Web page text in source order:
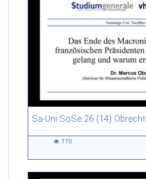
Sa-Uni SoSe 26 (14) Obrecht
46:53 duration
770